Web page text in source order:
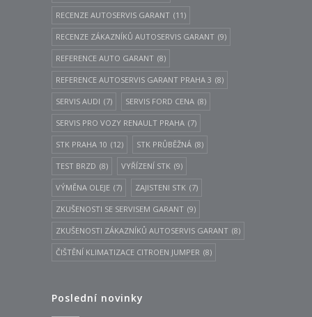
RECENZE AUTOSERVIS GARANT (11)
RECENZE ZÁKAZNÍKŮ AUTOSERVIS GARANT (9)
REFERENCE AUTO GARANT (8)
REFERENCE AUTOSERVIS GARANT PRAHA 3 (8)
SERVIS AUDI (7) SERVIS FORD CENA (8)
SERVIS PRO VOZY RENAULT PRAHA (7)
STK PRAHA 10 (12) STK PRŮBĚŽNÁ (8)
TEST BRZD (8) VYŘÍZENÍ STK (9)
VÝMĚNA OLEJE (7) ZAJISTENI STK (7)
ZKUŠENOSTI SE SERVISEM GARANT (9)
ZKUŠENOSTI ZÁKAZNÍKŮ AUTOSERVIS GARANT (8)
ČIŠTĚNÍ KLIMATIZACE CITROEN JUMPER (8)
Poslední novinky